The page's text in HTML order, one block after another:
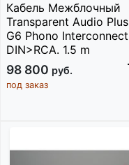
Кабель Межблочный
Transparent Audio Plus
G6 Phono Interconnect
DIN>RCA. 1.5 m
98 800 руб.
под заказ